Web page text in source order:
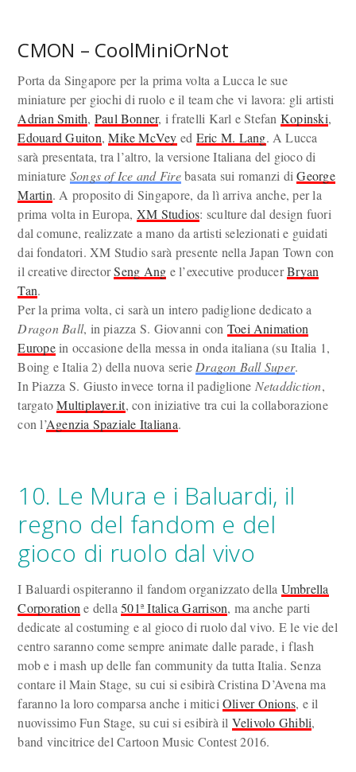
CMON – CoolMiniOrNot
Porta da Singapore per la prima volta a Lucca le sue
miniature per giochi di ruolo e il team che vi lavora: gli artisti
Adrian Smith, Paul Bonner, i fratelli Karl e Stefan Kopinski,
Edouard Guiton,Mike McVey ed Eric M. Lang. A Lucca
sarà presentata, tra l’altro, la versione Italiana del gioco di
miniature Songs of Ice and Firebasata sui romanzi diGeorge
Martin. A proposito di Singapore, da lì arriva anche, per la
prima volta in Europa, XM Studios: sculture dal design fuori
dal comune, realizzate a mano da artisti selezionati e guidati
dai fondatori. XM Studio sarà presente nella Japan Town con
il creative directorSeng Ang e l’executive producerBryan
Tan.
Per la prima volta, ci sarà un intero padiglione dedicato a
Dragon Ball, in piazza S. Giovanni con Toei Animation
Europein occasione della messa in onda italiana (su Italia 1,
Boing e Italia 2) della nuova serie Dragon Ball Super.
In Piazza S. Giusto invece torna il padiglione Netaddiction,
targatoMultiplayer.it, con iniziative tra cui la collaborazione
con l’Agenzia Spaziale Italiana.
10. Le Mura e i Baluardi, il
regno del fandom e del
gioco di ruolo dal vivo
I Baluardi ospiteranno il fandom organizzato della Umbrella
Corporation e della501ª Italica Garrison, ma anche parti
dedicate al costuming e al gioco di ruolo dal vivo. E le vie del
centro saranno come sempre animate dalle parade, i flash
mob e i mash up delle fan community da tutta Italia. Senza
contare il Main Stage, su cui si esibirà Cristina D’Avena ma
faranno la loro comparsa anche i miticiOliver Onions, e il
nuovissimo Fun Stage, su cui si esibirà il Velivolo Ghibli,
band vincitrice del Cartoon Music Contest 2016.